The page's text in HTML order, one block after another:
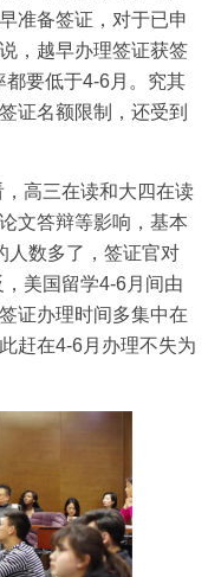
准备签证，对于已申
，越早办理签证获签
都要低于4-6月。究其
证名额限制，还受到
高三在读和大四在读
文答辩等影响，基本
人数多了，签证官对
美国留学4-6月间由
证办理时间多集中在
赶在4-6月办理不失为